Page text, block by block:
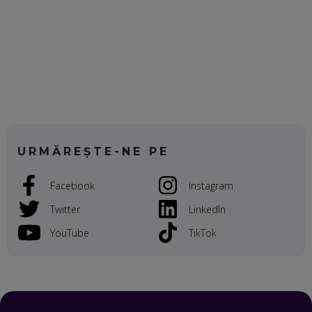
EP. 53
VOICU OPREAN (AROBS): CUM CONSTRUIEȘTI O COMPANIE
GLOBALĂ, FĂRĂ SĂ PIERZI LEGĂTURA CU COMUNITATEA
TA LOCALĂ - ȘI CE SĂ DAI ÎNAPOI
EP. 52
ROBERT GRAUR, FOMO: SPEAKERUL PE SCENĂ, INVITATUL
EP. 51
URMĂREȘTE-NE PE
Facebook
Twitter
YouTube
Instagram
LinkedIn
TikTok